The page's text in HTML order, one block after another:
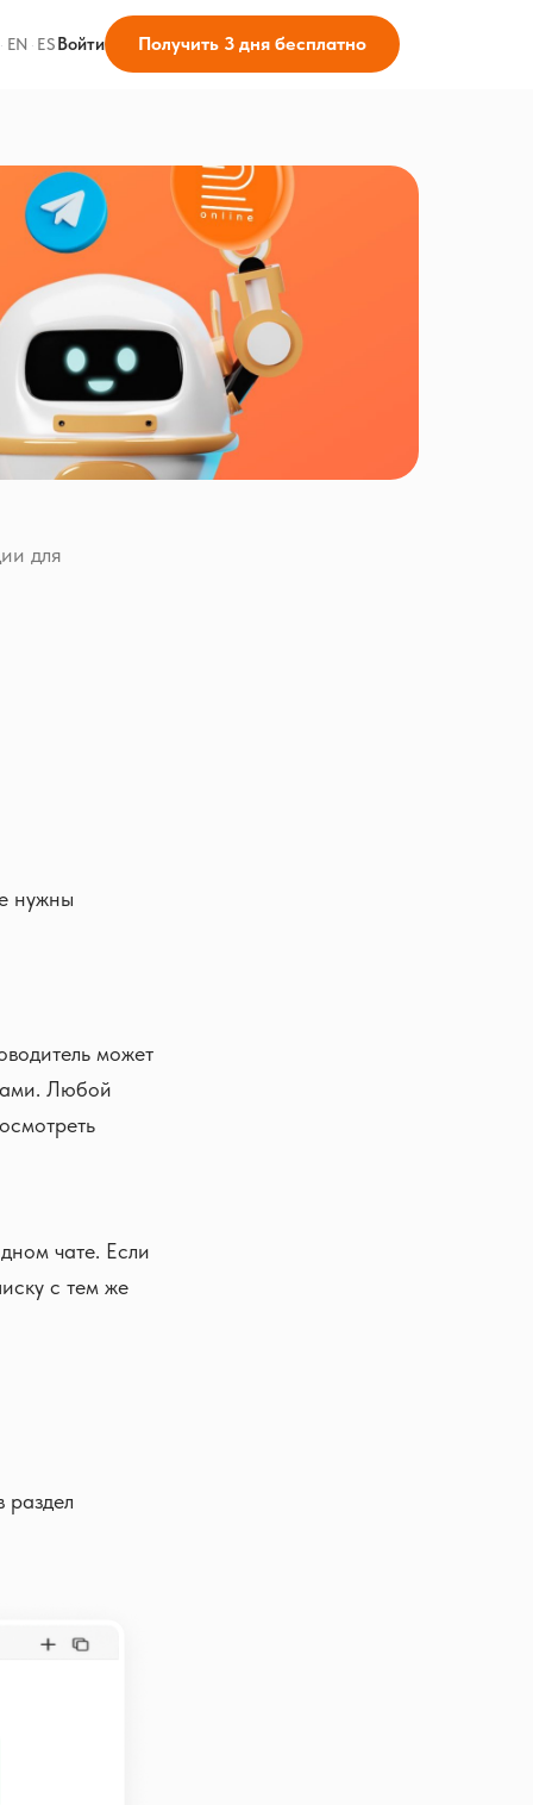
· EN · ESВойти Получить 3 дня бесплатно
для
нужны
может
Любой
чате. Если
с тем же
раздел